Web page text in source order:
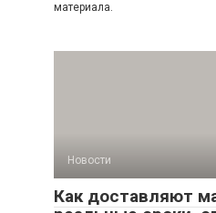
материала.
Новости
Как доставляют